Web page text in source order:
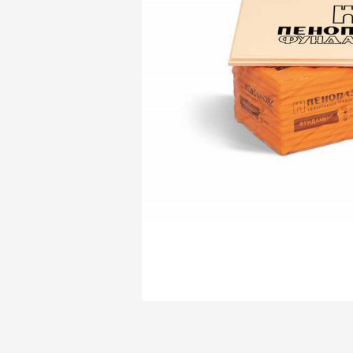
Утеплитель Белтеп
Утеплитель Изотек